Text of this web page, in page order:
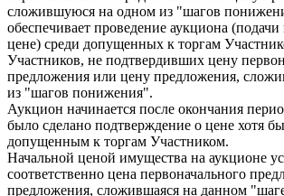
сложившуюся на одном из "шагов
обеспечивает проведение аукциона
цене) среди допущенных к торгам
Участников, не подтвердивших цену
предложения или цену предложения,
из "шагов понижения".
Аукцион начинается после окончания
было сделано подтверждение о цене хотя
допущенным к торгам Участником.
Начальной ценой имущества на аукционе
соответственно цена первоначального
предложения, сложившаяся на данном